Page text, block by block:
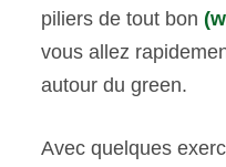
piliers de tout bon
vous allez
autour du green.
Avec quelques